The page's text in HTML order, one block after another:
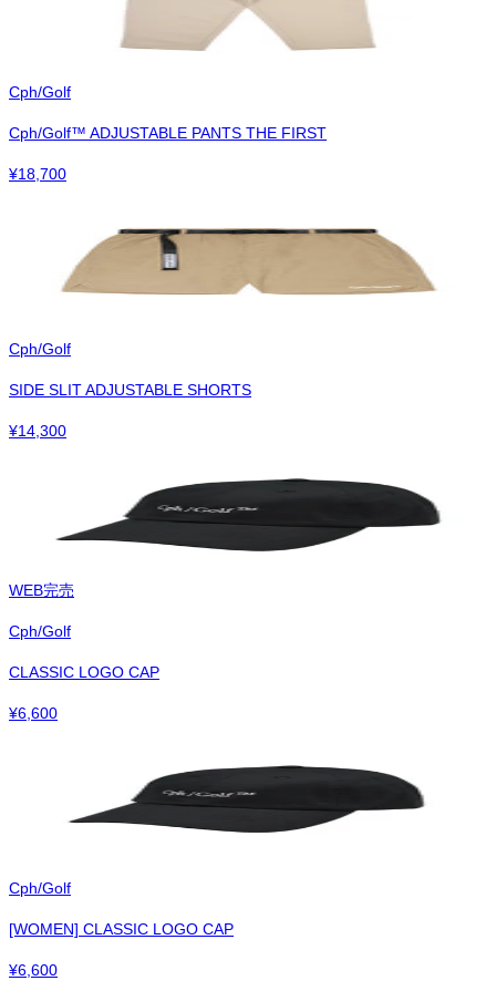
Cph/Golf
Cph/Golf™︎ ADJUSTABLE PANTS THE FIRST
¥18,700
Cph/Golf
SIDE SLIT ADJUSTABLE SHORTS
¥14,300
WEB完売
Cph/Golf
CLASSIC LOGO CAP
¥6,600
Cph/Golf
[WOMEN] CLASSIC LOGO CAP
¥6,600